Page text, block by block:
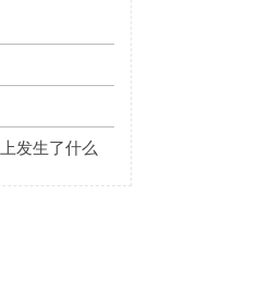
发生了什么